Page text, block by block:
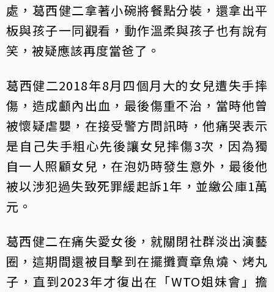
處，葛西健二拿著小碗將餐點分裝，還拿出平
板與孩子一同觀看，動作溫柔與孩子也有說有
笑，被疑應該再度當爸了。
葛西健二2018年8月四個月大的女兒遭失手摔
傷，造成顱內出血，最後傷重不治，當時他曾
被懷疑虐嬰，在接受警方問訊時，他痛哭表示
是自己失手粗心先後讓女兒摔傷3次，因為獨
自一人照顧女兒，在泡奶時發生意外，最後他
被以涉犯過失致死罪緩起訴1年，並繳公庫1萬
元。
葛西健二在痛失愛女後，就關閉社群淡出演藝
圈，這期間還被目擊到在擺攤賣章魚燒、烤丸
子，直到2023年才復出在「WTO姐妹會」擔